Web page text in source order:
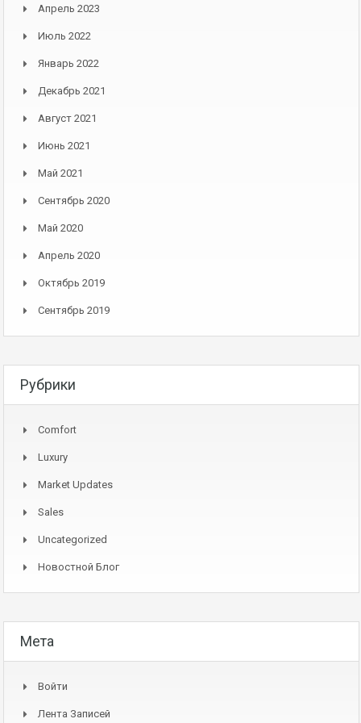
Апрель 2023
Июль 2022
Январь 2022
Декабрь 2021
Август 2021
Июнь 2021
Май 2021
Сентябрь 2020
Май 2020
Апрель 2020
Октябрь 2019
Сентябрь 2019
Рубрики
Comfort
Luxury
Market Updates
Sales
Uncategorized
Новостной Блог
Мета
Войти
Лента Записей